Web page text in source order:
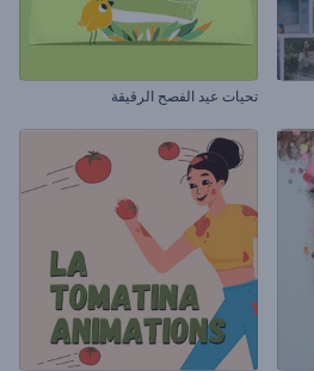
تحيات عيد الفصح الرقيقة